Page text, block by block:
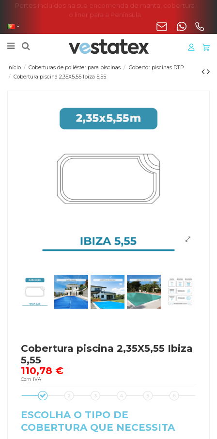
Portes incluídos na sua encomenda de manta, cobertura
o liner para a Península
Início Coberturas de poliéster para piscinas
Cobertor piscinas DTP
Cobertura piscina 2,35X5,55 Ibiza 5,55
Cobertura piscina 2,35X5,55 Ibiza
5,55
110,78 €
Com IVA
ESCOLHA O TIPO DE
COBERTURA QUE NECESSITA